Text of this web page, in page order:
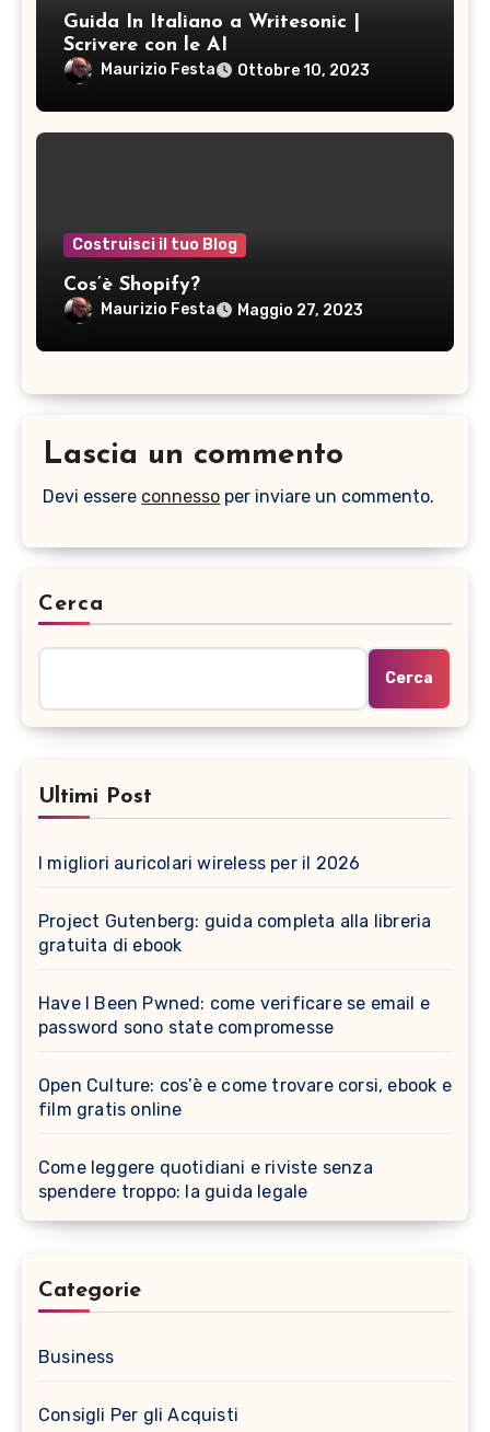
Guida In Italiano a Writesonic |
Scrivere con le AI
Maurizio Festa Ottobre 10, 2023
Costruisci il tuo Blog
Cos’è Shopify?
Maurizio Festa Maggio 27, 2023
Lascia un commento
Devi essere connesso per inviare un commento.
Cerca
Cerca
Ultimi Post
I migliori auricolari wireless per il 2026
Project Gutenberg: guida completa alla libreria
gratuita di ebook
Have I Been Pwned: come verificare se email e
password sono state compromesse
Open Culture: cos’è e come trovare corsi, ebook e
film gratis online
Come leggere quotidiani e riviste senza
spendere troppo: la guida legale
Categorie
Business
Consigli Per gli Acquisti